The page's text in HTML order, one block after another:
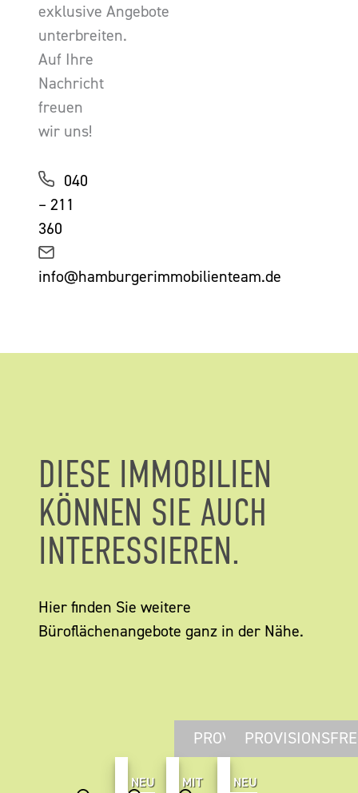
exklusive Angebote
unterbreiten.
Auf Ihre
Nachricht
freuen
wir uns!
040
– 211
360
info@hamburgerimmobilienteam.de
DIESE IMMOBILIEN
KÖNNEN SIE AUCH
INTERESSIEREN.
Hier finden Sie weitere
Büroflächenangebote ganz in der Nähe.
NEU
PROVISIONSFREI
MIT
NEU